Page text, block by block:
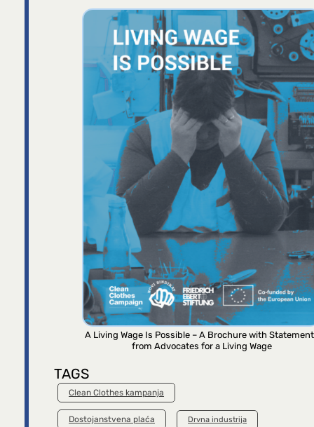
A Living Wage Is Possible – A Brochure with
from Advocates for a Living Wage
TAGS
Clean Clothes kampanja
Dostojanstvena plaća Drvna industrija